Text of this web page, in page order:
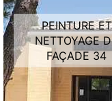
PEINTURE ET
NETTOYAGE
FAÇADE 34